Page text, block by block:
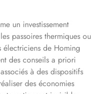
un investissement
passoires thermiques ou
de Homing
des conseils a priori
à des dispositifs
des économies